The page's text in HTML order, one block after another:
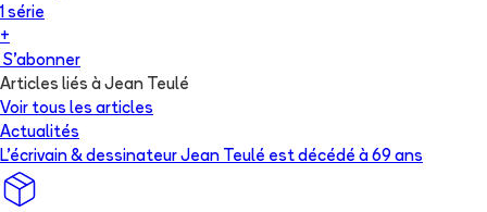
1 série
+
S'abonner
Articles liés à Jean Teulé
Voir tous les articles
Actualités
L’écrivain & dessinateur Jean Teulé est décédé à 69 ans